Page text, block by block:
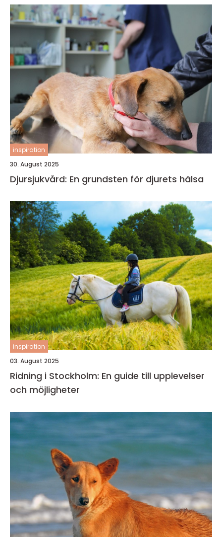
inspiration
30. August 2025
Djursjukvård: En grundsten för djurets hälsa
inspiration
03. August 2025
Ridning i Stockholm: En guide till upplevelser
och möjligheter